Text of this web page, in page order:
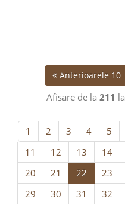
Anterioarele 10
Afisare de la 211 la
1 2 3 4 5
11
12 13 14
20
21 22 23
29
30 31 32